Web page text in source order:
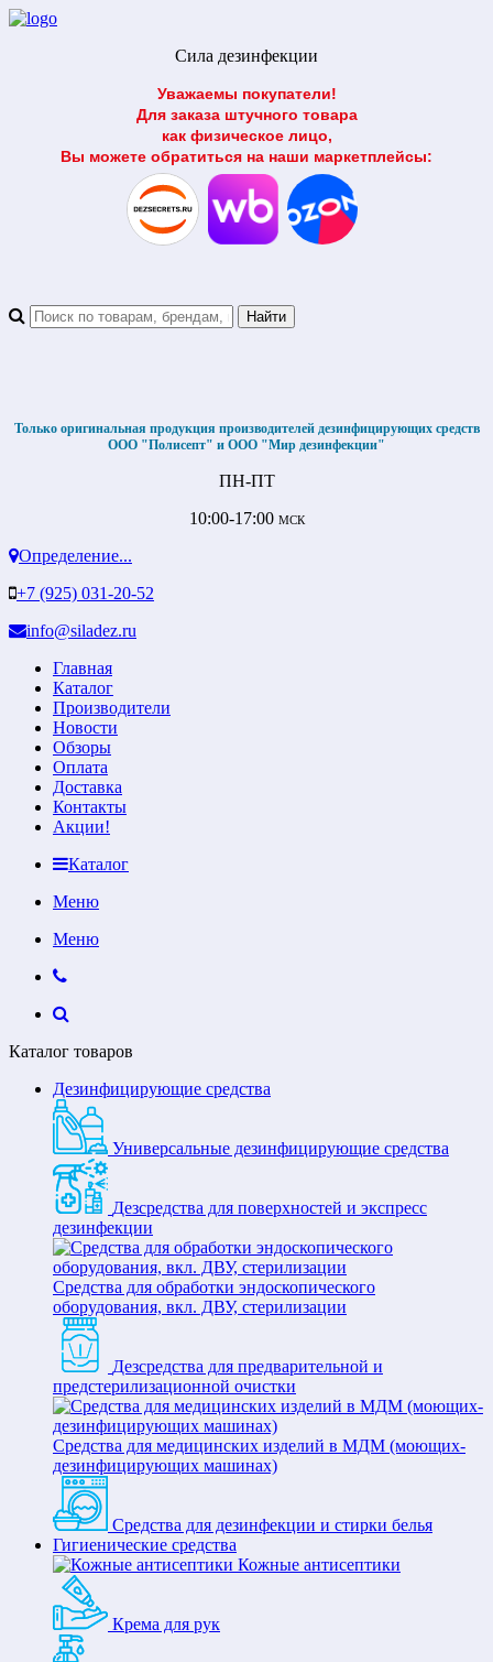
Сила дезинфекции
Уважаемы покупатели!
Для заказа штучного товара
как физическое лицо,
Вы можете обратиться на наши маркетплейсы:
Только оригинальная продукция производителей дезинфицирующих средств
ООО "Полисепт" и ООО "Мир дезинфекции"
ПН-ПТ
10:00-17:00 МСК
Определение...
+7 (925) 031-20-52
info@siladez.ru
Главная
Каталог
Производители
Новости
Обзоры
Оплата
Доставка
Контакты
Акции!
Каталог
Меню
Меню
Каталог товаров
Дезинфицирующие средства
Универсальные дезинфицирующие средства
Дезсредства для поверхностей и экспресс
дезинфекции
Средства для обработки эндоскопического
оборудования, вкл. ДВУ, стерилизации
Дезсредства для предварительной и
предстерилизационной очистки
Средства для медицинских изделий в МДМ (моющих-
дезинфицирующих машинах)
Средства для дезинфекции и стирки белья
Гигиенические средства
Кожные антисептики
Крема для рук